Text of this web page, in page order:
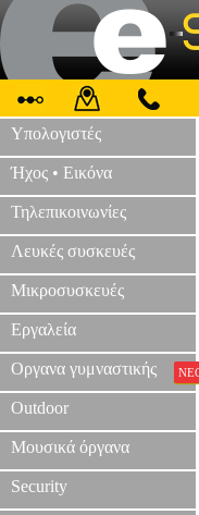
Υπολογιστές
Ήχος • Εικόνα
Τηλεπικοινωνίες
Λευκές συσκευές
Μικροσυσκευές
Εργαλεία
Οργανα γυμναστικής
Outdoor
Μουσικά όργανα
Security